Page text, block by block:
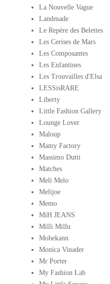
La Nouvelle Vague
Landmade
Le Repère des Belettes
Les Cerises de Mars
Les Composantes
Les Enfantines
Les Trouvailles d'Elsa
LESSisRARE
Liberty
Little Fashion Gallery
Lounge Lover
Maloup
Mamy Factory
Massimo Dutti
Matches
Meli Melo
Melijoe
Memo
MiH JEANS
Milli Millu
Mohekann
Monica Vinader
Mr Porter
My Fashion Lab